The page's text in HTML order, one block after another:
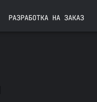
РАЗРАБОТКА НА ЗАКАЗ